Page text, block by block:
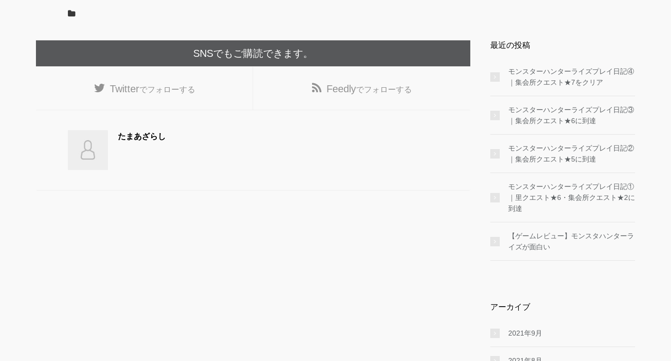
SNSでもご購読できます。
Twitterでフォローする Feedlyでフォローする
たまあざらし
最近の投稿
モンスターハンターライズプレイ日記④
｜集会所クエスト★7をクリア
モンスターハンターライズプレイ日記③
｜集会所クエスト★6に到達
モンスターハンターライズプレイ日記②
｜集会所クエスト★5に到達
モンスターハンターライズプレイ日記①
｜里クエスト★6・集会所クエスト★2に
到達
【ゲームレビュー】モンスタハンターラ
イズが面白い
アーカイブ
2021年9月